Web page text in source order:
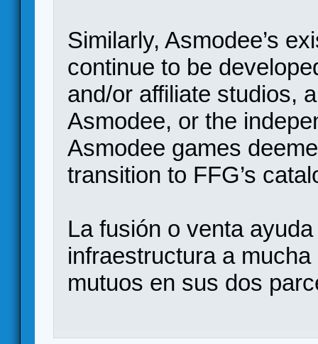
Similarly, Asmodee’s
continue to be
and/or affiliate studios,
Asmodee, or the
Asmodee games
transition to FFG’s
La fusión o venta
infraestructura a
mutuos en sus dos